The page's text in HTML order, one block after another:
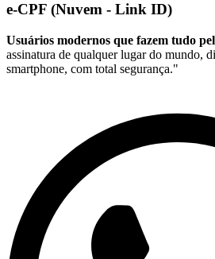
e-CPF (Nuvem - Link ID)
Usuários modernos que fazem tudo
assinatura de qualquer lugar do mundo,
smartphone, com total segurança."